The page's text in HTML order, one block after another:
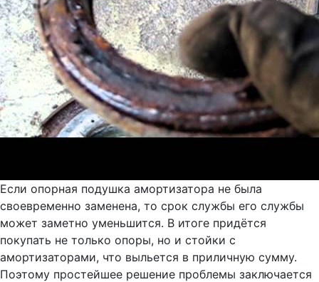
Если опорная подушка амортизатора не была
своевременно заменена, то срок службы его службы
может заметно уменьшится. В итоге придётся
покупать не только опоры, но и стойки с
амортизаторами, что выльется в приличную сумму.
Поэтому простейшее решение проблемы заключается